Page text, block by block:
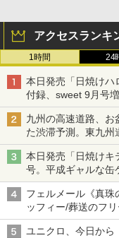
アクセスランキ
1時間 24
本日発売「日焼けハ
付録、sweet 9月号増
九州の高速道路、お
た渋滞予測。東九州
本日発売「日焼けキ
号。平成ギャルな缶
フェルメール《真珠
ッフィー/葬送のフ
ユニクロ、今日から